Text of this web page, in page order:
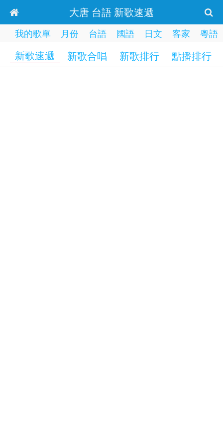
大唐 台語 新歌速遞
我的歌單 月份 台語 國語 日文 客家 粵語
新歌速遞 新歌合唱 新歌排行 點播排行